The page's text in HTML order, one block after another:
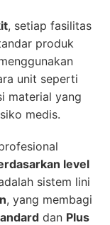
, setiap fasilitas
produk
unit seperti
material yang
medis.
level
sistem lini
, yang membagi
dan Plus